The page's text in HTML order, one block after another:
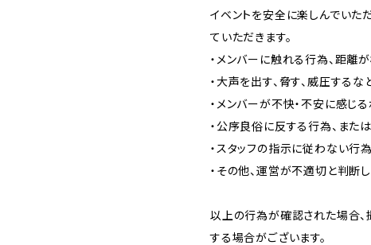
イベントを安全に楽しんでいた
ていただきます。
・メンバーに触れる行為、距離
・大声を出す、脅す、威圧する
・メンバーが不快・不安に感じ
・公序良俗に反する行為、また
・スタッフの指示に従わない行為
・その他、運営が不適切と判断
以上の行為が確認された場合、
する場合がございます。